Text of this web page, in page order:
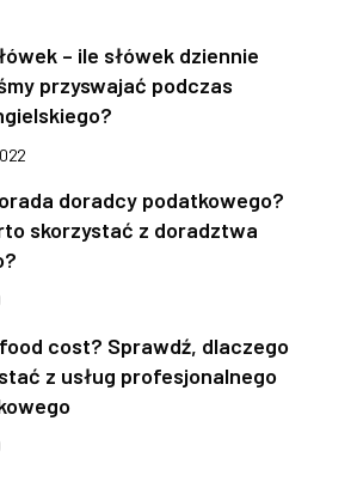
– ile słówek dziennie
przyswajać podczas
doradcy podatkowego?
skorzystać z doradztwa
cost? Sprawdź, dlaczego
z usług profesjonalnego